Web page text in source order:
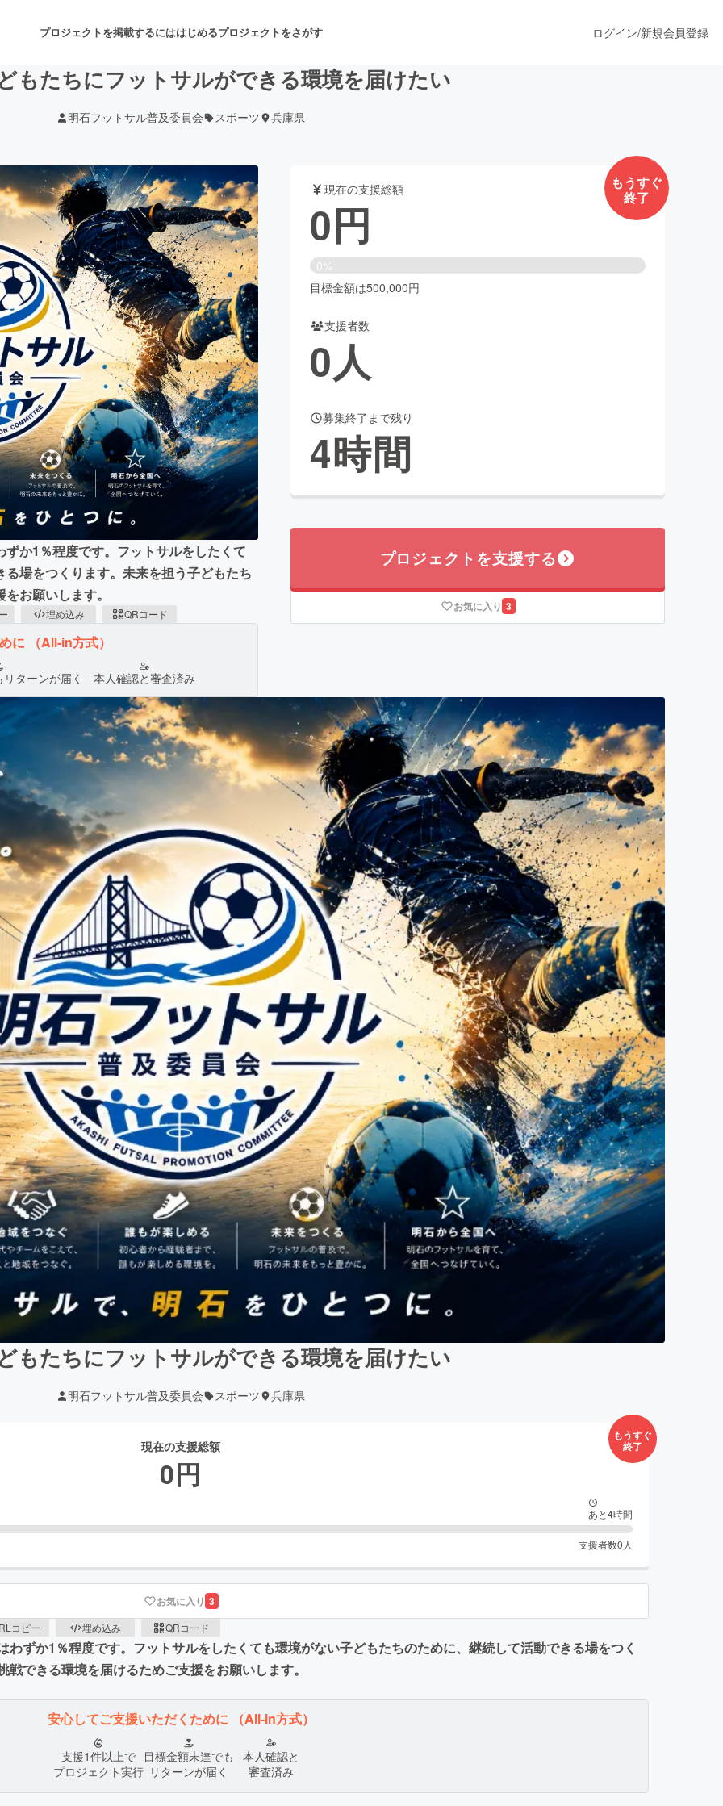
プロジェクトを掲載するにははじめるプロジェクトをさがす
音楽 舞台・パフォーマンス
ゲーム・サービス開発 フード・飲食店
書籍・雑誌出版 アニメ・漫画
チャレンジ ビューティー・ヘルスケア
CAMPFIRE for Social GoodCAMPFIRE Creation
CAMPFIREふるさと納税machi-yaコミュニティ
ログイン/新規会員登録
もたちにフットサルができる環境を届けたい
明石フットサル普及委員会 スポーツ 兵庫県
か1％程度です。フットサルをしたくて
場をつくります。未来を担う子どもたち
お願いします。
埋め込み QRコード
に （All-in方式）
ターンが届く 本人確認と審査済み
もうすぐ
終了
現在の支援総額
0円
0%
目標金額は500,000円
支援者数
0人
募集終了まで残り
4時間
プロジェクトを支援する
お気に入り 3
もたちにフットサルができる環境を届けたい
明石フットサル普及委員会 スポーツ 兵庫県
もうすぐ
終了
現在の支援総額
0円
あと4時間
支援者数0 人
お気に入り 3
コピー 埋め込み QRコード
ずか1％程度です。フットサルをしたくても環境がない子どもたちのために、継続して活動できる場をつく
できる環境を届けるためご支援をお願いします。
安心してご支援いただくために （All-in方式）
支援1件以上で
プロジェクト実行
目標金額未達でも
リターンが届く
本人確認と
審査済み